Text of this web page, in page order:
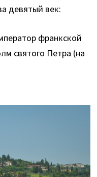
девятый век:
франкской
святого Петра (на